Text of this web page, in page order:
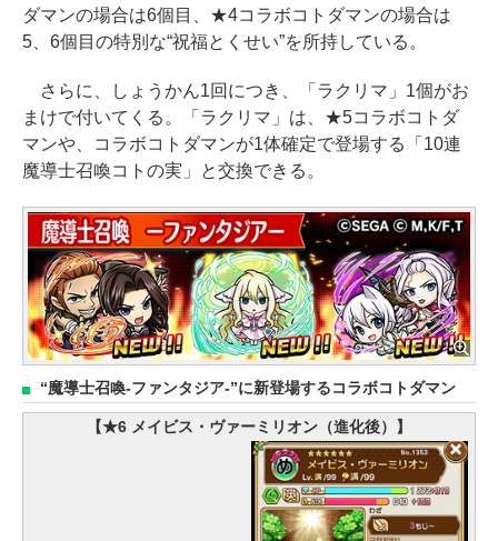
ダマンの場合は6個目、★4コラボコトダマンの場合は
5、6個目の特別な“祝福とくせい”を所持している。
さらに、しょうかん1回につき、「ラクリマ」1個がお
まけで付いてくる。「ラクリマ」は、★5コラボコトダ
マンや、コラボコトダマンが1体確定で登場する「10連
魔導士召喚コトの実」と交換できる。
“魔導士召喚-ファンタジア-”に新登場するコラボコトダマン
【★6 メイビス・ヴァーミリオン（進化後）】